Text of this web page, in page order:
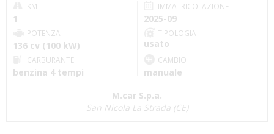
KM
1
IMMATRICOLAZIONE
2025-09
POTENZA
136 cv (100 kW)
TIPOLOGIA
usato
CARBURANTE
benzina 4 tempi
CAMBIO
manuale
M.car S.p.a.
San Nicola La Strada (CE)